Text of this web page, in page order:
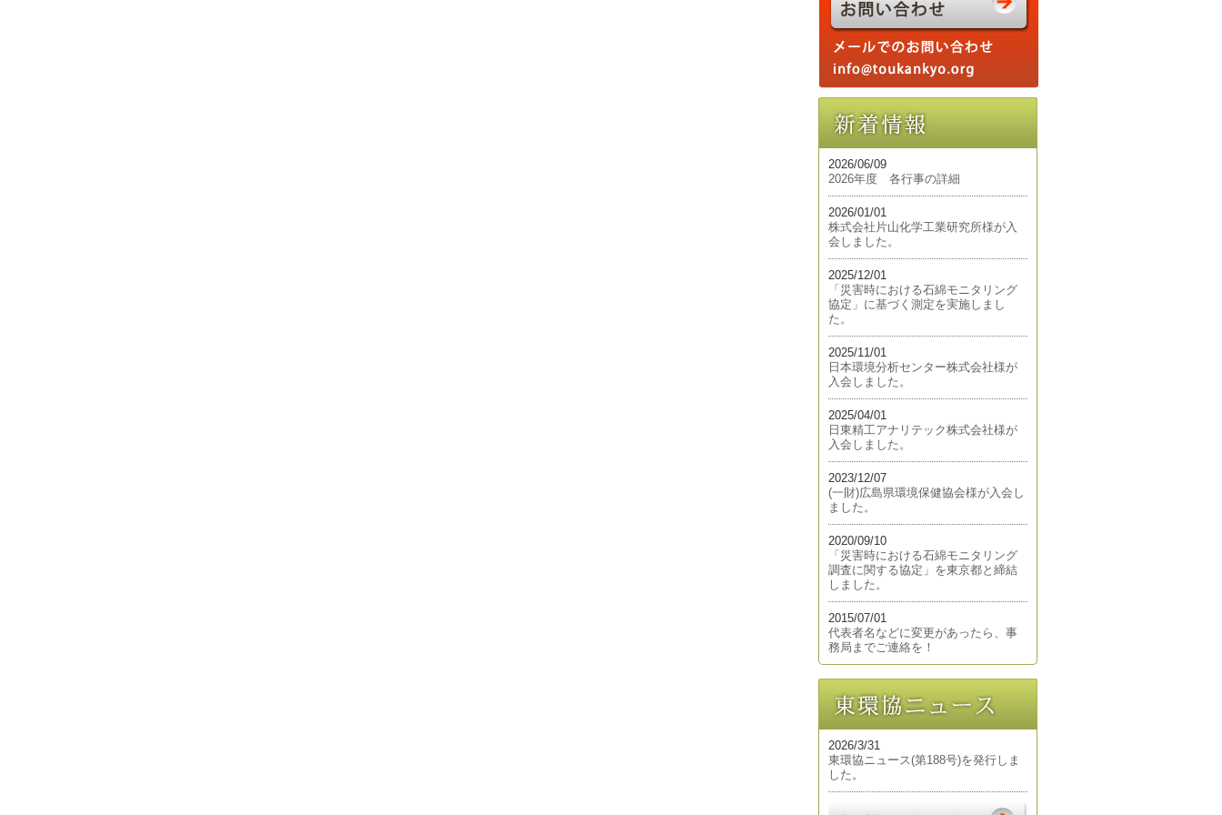
2026/06/09
2026年度 各行事の詳細
2026/01/01
株式会社片山化学工業研究所様が入
会しました。
2025/12/01
「災害時における石綿モニタリング
協定」に基づく測定を実施しまし
た。
2025/11/01
日本環境分析センター株式会社様が
入会しました。
2025/04/01
日東精工アナリテック株式会社様が
入会しました。
2023/12/07
(一財)広島県環境保健協会様が入会し
ました。
2020/09/10
「災害時における石綿モニタリング
調査に関する協定」を東京都と締結
しました。
2015/07/01
代表者名などに変更があったら、事
務局までご連絡を！
2026/3/31
東環協ニュース(第188号)を発行しま
した。